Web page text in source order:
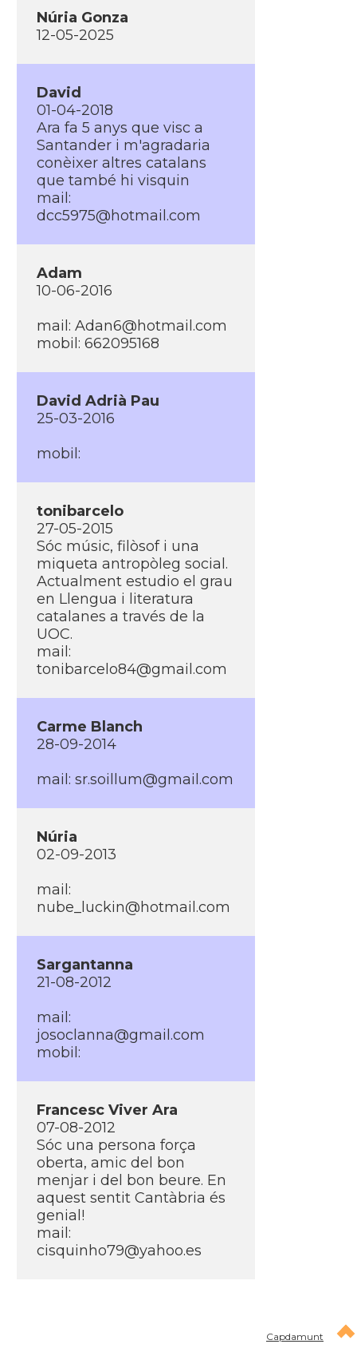
Núria Gonza
12-05-2025
David
01-04-2018
Ara fa 5 anys que visc a
Santander i m'agradaria
conèixer altres catalans
que també hi visquin
mail:
dcc5975@hotmail.com
Adam
10-06-2016
mail: Adan6@hotmail.com
mobil: 662095168
David Adrià Pau
25-03-2016
mobil:
tonibarcelo
27-05-2015
Sóc músic, filòsof i una
miqueta antropòleg social.
Actualment estudio el grau
en Llengua i literatura
catalanes a través de la
UOC.
mail:
tonibarcelo84@gmail.com
Carme Blanch
28-09-2014
mail: sr.soillum@gmail.com
Núria
02-09-2013
mail:
nube_luckin@hotmail.com
Sargantanna
21-08-2012
mail:
josoclanna@gmail.com
mobil:
Francesc Viver Ara
07-08-2012
Sóc una persona força
oberta, amic del bon
menjar i del bon beure. En
aquest sentit Cantàbria és
genial!
mail:
cisquinho79@yahoo.es
Capdamunt